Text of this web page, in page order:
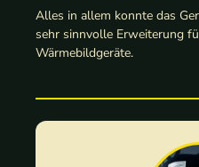
Alles in allem konnte das
sehr sinnvolle Erweiterung
Wärmebildgeräte.